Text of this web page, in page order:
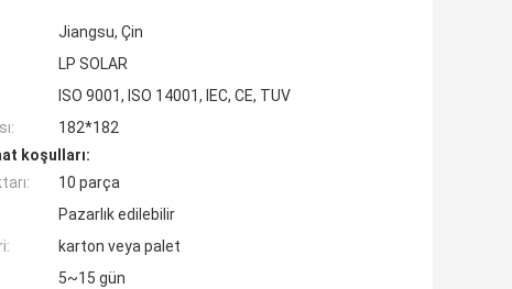
Jiangsu, Çin
LP SOLAR
ISO 9001, ISO 14001, IEC, CE, TUV
182*182
koşulları:
10 parça
Pazarlık edilebilir
karton veya palet
5~15 gün